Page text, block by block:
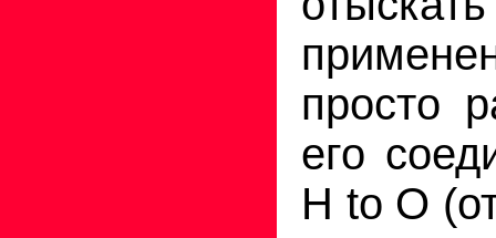
просто
его
Н to О